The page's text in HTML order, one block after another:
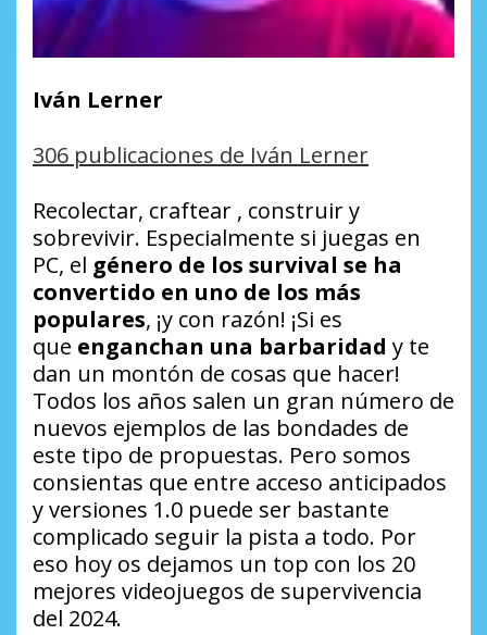
Iván Lerner
306 publicaciones de Iván Lerner
Recolectar, craftear , construir y
sobrevivir. Especialmente si juegas en
PC, el género de los survival se ha
convertido en uno de los más
populares, ¡y con razón! ¡Si es
que enganchan una barbaridad y te
dan un montón de cosas que hacer!
Todos los años salen un gran número de
nuevos ejemplos de las bondades de
este tipo de propuestas. Pero somos
consientas que entre acceso anticipados
y versiones 1.0 puede ser bastante
complicado seguir la pista a todo. Por
eso hoy os dejamos un top con los 20
mejores videojuegos de supervivencia
del 2024.